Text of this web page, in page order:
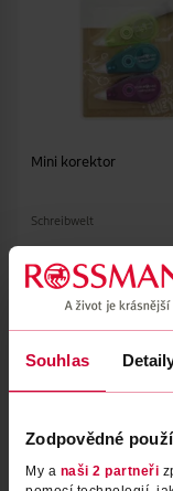
Souhlas
Zodpovědné
My a naši 2 partneři
Mini korektor
Schreibwelt
DO KOŠÍKU
Obj. č.: 1384970